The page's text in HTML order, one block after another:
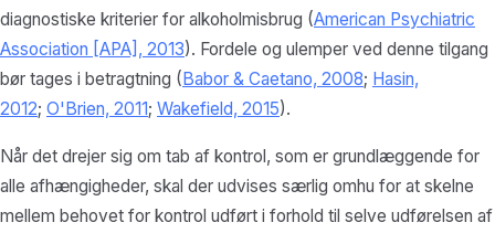
diagnostiske kriterier for alkoholmisbrug (American Psychiatric
Association [APA], 2013). Fordele og ulemper ved denne tilgang
bør tages i betragtning (Babor & Caetano, 2008; Hasin,
2012; O'Brien, 2011; Wakefield, 2015).
Når det drejer sig om tab af kontrol, som er grundlæggende for
alle afhængigheder, skal der udvises særlig omhu for at skelne
mellem behovet for kontrol udført i forhold til selve udførelsen af